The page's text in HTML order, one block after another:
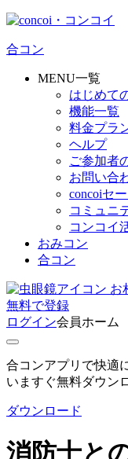
合コン
MENU一覧
はじめて
機能一覧
料金プラ
ヘルプ
ご参加者
お問い合
concoiセ
コミュニ
コンコイ
おみコン
合コン
お
無料で登録
ログイン会員ホーム
合コンアプリで快適
いますぐ無料ダウン
ダウンロード
消防士と